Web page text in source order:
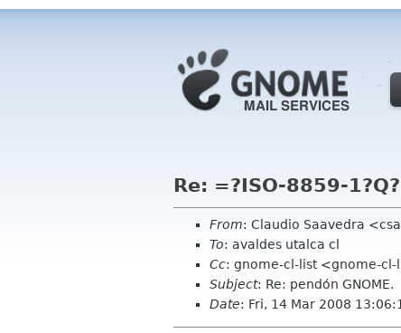
Re: =?ISO-8859-
From: Claudio Saavedra
To: avaldes utalca cl
Cc: gnome-cl-list <gnome-
Subject: Re: pendón GNOME.
Date: Fri, 14 Mar 2008